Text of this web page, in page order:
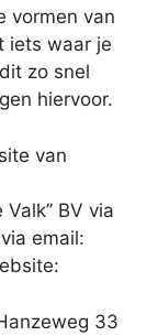
vormen van
iets waar je
zo snel
hiervoor.
van
BV via
email:
33